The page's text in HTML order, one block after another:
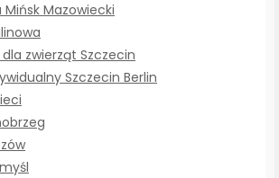
Mazowiecki
zwierząt Szczecin
Szczecin Berlin